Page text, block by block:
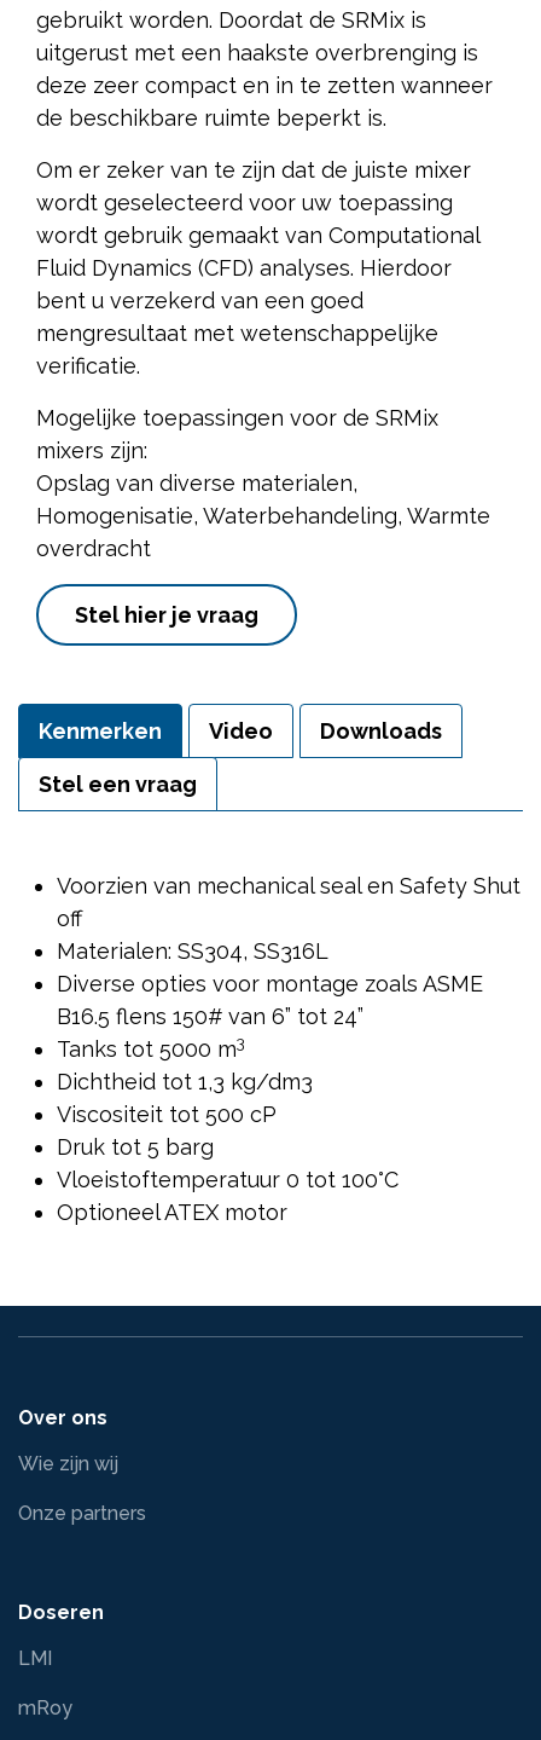
gebruikt worden. Doordat de SRMix is
uitgerust met een haakste overbrenging is
deze zeer compact en in te zetten wanneer
de beschikbare ruimte beperkt is.
Om er zeker van te zijn dat de juiste mixer
wordt geselecteerd voor uw toepassing
wordt gebruik gemaakt van Computational
Fluid Dynamics (CFD) analyses. Hierdoor
bent u verzekerd van een goed
mengresultaat met wetenschappelijke
verificatie.
Mogelijke toepassingen voor de SRMix
mixers zijn:
Opslag van diverse materialen,
Homogenisatie, Waterbehandeling, Warmte
overdracht
Stel hier je vraag
Kenmerken Video Downloads
Stel een vraag
Voorzien van mechanical seal en Safety Shut
off
Materialen: SS304, SS316L
Diverse opties voor montage zoals ASME
B16.5 flens 150# van 6” tot 24”
Tanks tot 5000 m3
Dichtheid tot 1,3 kg/dm3
Viscositeit tot 500 cP
Druk tot 5 barg
Vloeistoftemperatuur 0 tot 100°C
Optioneel ATEX motor
Over ons
Wie zijn wij
Onze partners
Doseren
LMI
mRoy